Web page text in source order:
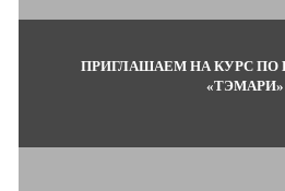
ПРИГЛАШАЕМ НА КУРС
«ТЭМАРИ»